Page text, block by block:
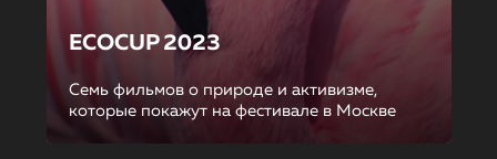
ECOCUP 2023
Семь фильмов о природе и активизме,
которые покажут на фестивале в Москве